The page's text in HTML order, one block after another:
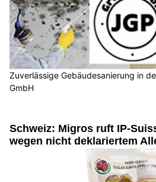
Zuverlässige Gebäudesanierung in
GmbH
Schweiz: Migros ruft IP-
wegen nicht deklariertem